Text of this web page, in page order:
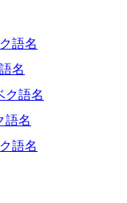
語名
名
ク語名
語名
語名